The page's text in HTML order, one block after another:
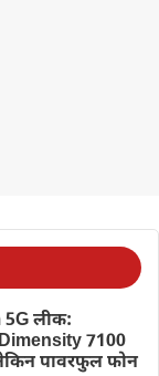
लीक:
7100
पावरफुल फोन